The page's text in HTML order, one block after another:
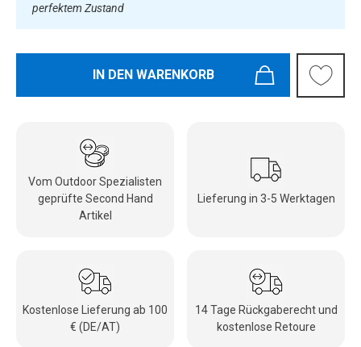
perfektem Zustand
IN DEN WARENKORB
Vom Outdoor Spezialisten
geprüfte Second Hand
Artikel
Lieferung in 3-5 Werktagen
Kostenlose Lieferung ab 100
€ (DE/AT)
14 Tage Rückgaberecht und
kostenlose Retoure